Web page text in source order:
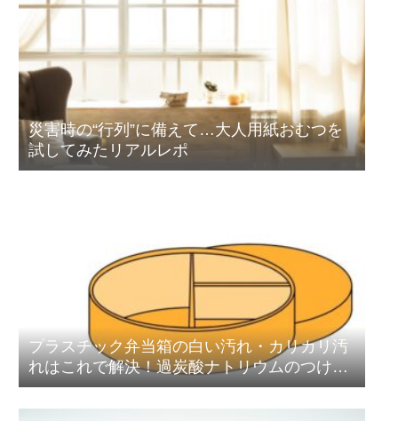
災害時の“行列”に備えて…大人用紙おむつを
試してみたリアルレポ
プラスチック弁当箱の白い汚れ・カリカリ汚
れはこれで解決！過炭酸ナトリウムのつけ置
き洗浄術